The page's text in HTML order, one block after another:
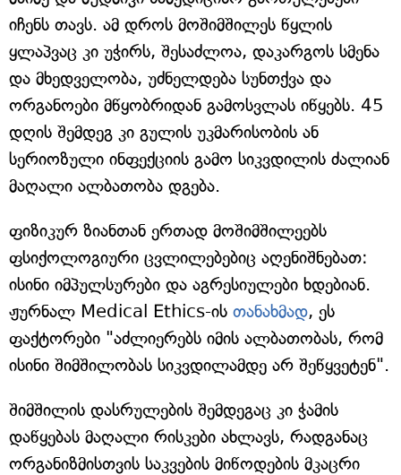
იჩენს თავს. ამ დროს მოშიმშილეს წყლის
ყლაპვაც კი უჭირს, შესაძლოა, დაკარგოს სმენა
და მხედველობა, უძნელდება სუნთქვა და
ორგანოები მწყობრიდან გამოსვლას იწყებს. 45
დღის შემდეგ კი გულის უკმარისობის ან
სერიოზული ინფექციის გამო სიკვდილის ძალიან
მაღალი ალბათობა დგება.
ფიზიკურ ზიანთან ერთად მოშიმშილეებს
ფსიქოლოგიური ცვლილებებიც აღენიშნებათ:
ისინი იმპულსურები და აგრესიულები ხდებიან.
ჟურნალ Medical Ethics-ის თანახმად, ეს
ფაქტორები "აძლიერებს იმის ალბათობას, რომ
ისინი შიმშილობას სიკვდილამდე არ შეწყვეტენ".
შიმშილის დასრულების შემდეგაც კი ჭამის
დაწყებას მაღალი რისკები ახლავს, რადგანაც
ორგანიზმისთვის საკვების მიწოდების მკაცრი